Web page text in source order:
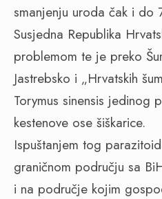
smanjenju uroda čak i do
Susjedna Republika
problemom te je preko
Jastrebsko i „Hrvatskih
Torymus sinensis jedinog
kestenove ose šiškarice.
Ispuštanjem tog
graničnom području sa
i na područje kojim